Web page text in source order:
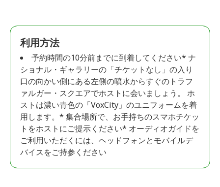
利用方法
予約時間の10分前までに到着してください* ナ
ショナル・ギャラリーの「チケットなし」の入り
口の向かい側にある左側の噴水からすぐのトラフ
ァルガー・スクエアでホストに会いましょう。 ホ
ストは濃い青色の「VoxCity」のユニフォームを着
用します。* 集合場所で、お手持ちのスマホチケッ
トをホストにご提示ください* オーディオガイドを
ご利用いただくには、ヘッドフォンとモバイルデ
バイスをご持参ください